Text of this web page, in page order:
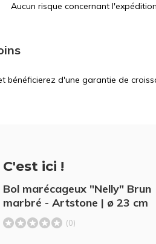
Aucun risque concernant l'expédition
bénéficierez d'une garantie de
C'est ici !
Bol marécageux "Nelly" Brun
marbré - Artstone | ø 23 cm
(0)